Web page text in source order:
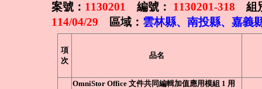
案號： 1130201 編號： 1130201-318 組
114/04/29 區域： 雲林縣、南投縣、嘉義
項
次
品名
OmniStor Office 文件共同編輯加值應用模組 1 用